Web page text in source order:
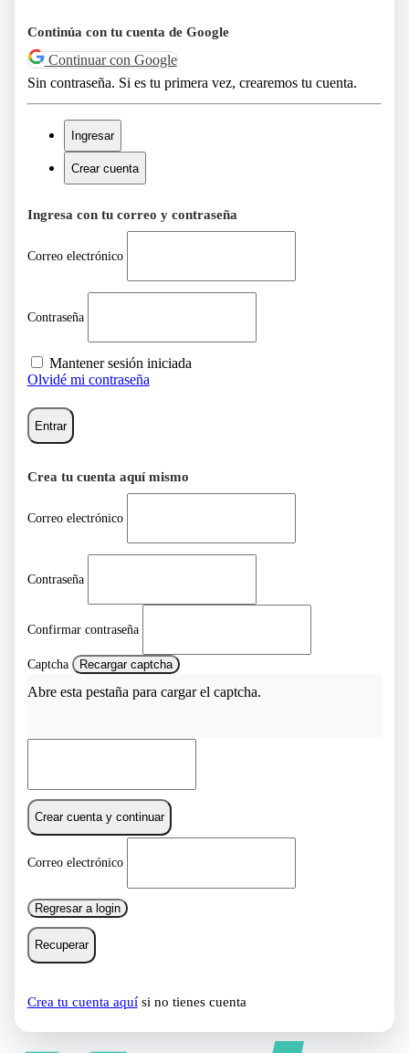
Continúa con tu cuenta de Google
Continuar con Google
Sin contraseña. Si es tu primera vez, crearemos tu cuenta.
Ingresar
Crear cuenta
Ingresa con tu correo y contraseña
Correo electrónico
Contraseña
Mantener sesión iniciada
Olvidé mi contraseña
Entrar
Crea tu cuenta aquí mismo
Correo electrónico
Contraseña
Confirmar contraseña
Captcha Recargar captcha
Abre esta pestaña para cargar el captcha.
Crear cuenta y continuar
Correo electrónico
Regresar a login
Recuperar
Crea tu cuenta aquísi no tienes cuenta